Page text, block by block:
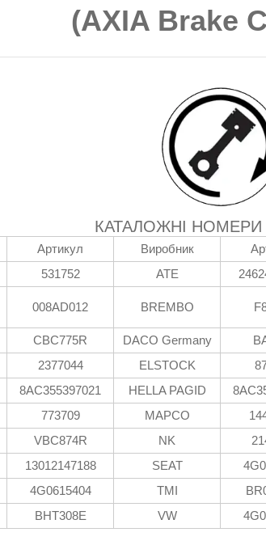
(AXIA Brake
КАТАЛОЖНІ НОМЕРИ
Артикул Виробник
531752 ATE
008AD012 BREMBO
CBC775R DACO Germany
2377044 ELSTOCK
8AC355397021 HELLA PAGID
773709 MAPCO
VBC874R NK
13012147188 SEAT
4G0615404 TMI
BHT308E VW